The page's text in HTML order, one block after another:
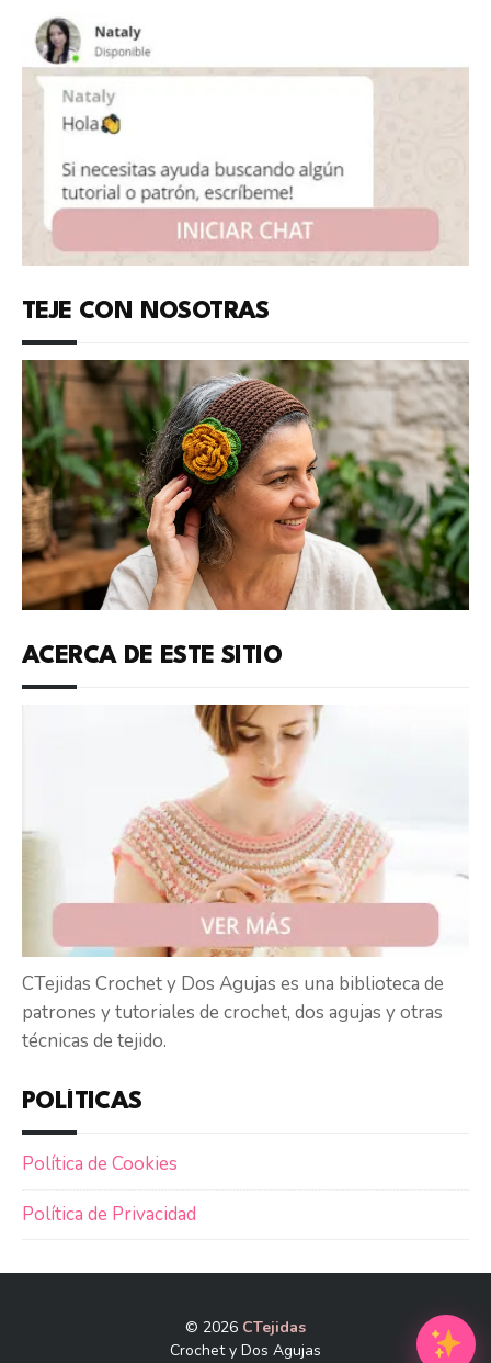
TEJE CON NOSOTRAS
ACERCA DE ESTE SITIO
CTejidas Crochet y Dos Agujas es una biblioteca de
patrones y tutoriales de crochet, dos agujas y otras
técnicas de tejido.
POLÍTICAS
Política de Cookies
Política de Privacidad
© 2026 CTejidas
Crochet y Dos Agujas